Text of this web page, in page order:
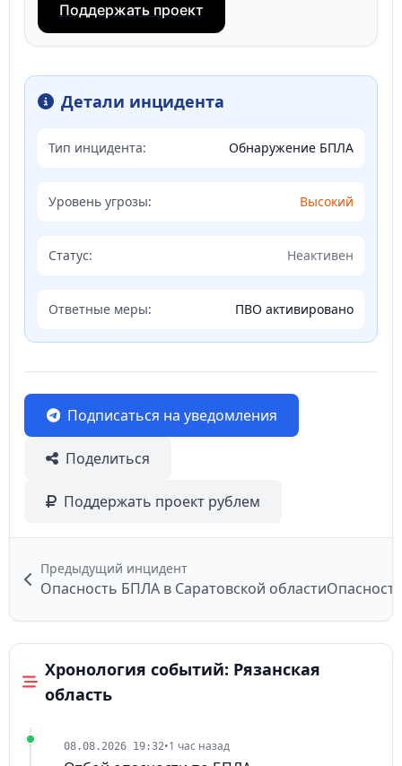
Поддержать проект
Детали инцидента
Тип инцидента: Обнаружение БПЛА
Уровень угрозы: Высокий
Статус: Неактивен
Ответные меры: ПВО активировано
Подписаться на уведомления
Поделиться
Поддержать проект рублем
Предыдущий инцидент
Опасность БПЛА в Саратовской области
Хронология событий: Рязанская
область
08.08.2026 19:32•1 час назад